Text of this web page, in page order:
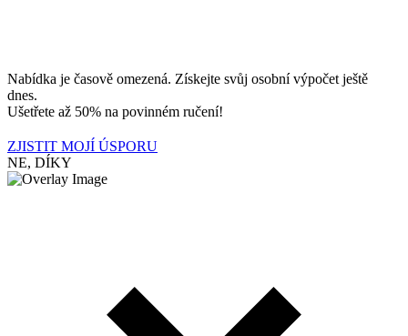
Nabídka je časově omezená. Získejte svůj osobní výpočet ještě
dnes.
Ušetřete až 50% na povinném ručení!
ZJISTIT MOJÍ ÚSPORU
NE, DÍKY